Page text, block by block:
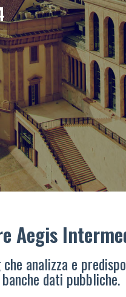
Aegis
analizza e
dati pubbliche.